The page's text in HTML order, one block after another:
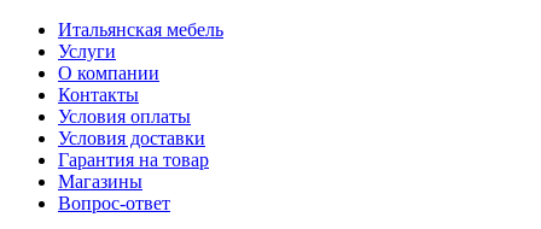
Итальянская мебель
Услуги
О компании
Контакты
Условия оплаты
Условия доставки
Гарантия на товар
Магазины
Вопрос-ответ